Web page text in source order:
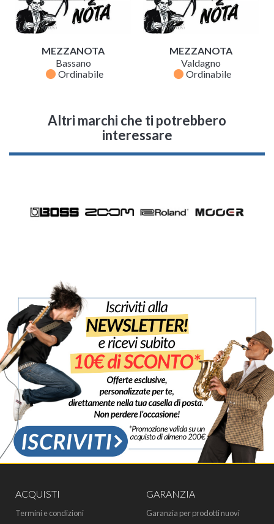
MEZZANOTA
Bassano
fiber_manual_record Ordinabile
MEZZANOTA
Valdagno
fiber_manual_record Ordinabile
Altri marchi che ti potrebbero
interessare
ACQUISTI
Termini e condizioni
GARANZIA
Garanzia per prodotti nuovi